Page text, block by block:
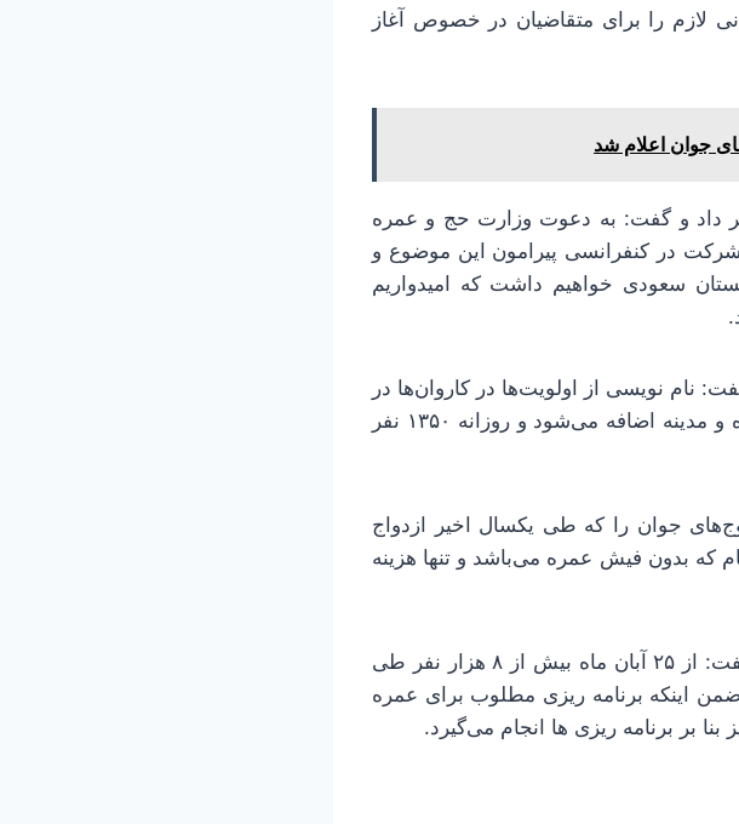
لازم را برای متقاضیان در خصوص آغاز
جوان اعلام شد
داد و گفت: به دعوت وزارت حج و عمره
شرکت در کنفرانسی پیرامون این موضوع و
سعودی خواهیم داشت که امیدواریم
نام نویسی از اولویت‌ها در کاروان‌ها در
حال انجام است و از روز ۱۲ آبان هم بر تعداد اعزام‌ها به جده و مدینه اضافه می‌شود و روزانه ۱۳۵۰ نفر
جوان را که طی یکسال اخیر ازدواج
که بدون فیش عمره می‌باشد و تنها هزینه
رئیس سازمان حج زیارت در خصوص عمره دانشگاهیان نیز گفت: از ۲۵ آبان ماه بیش از ۸ هزار نفر طی
اینکه برنامه ریزی مطلوب برای عمره
بر برنامه ریزی ها انجام می‌گیرد.